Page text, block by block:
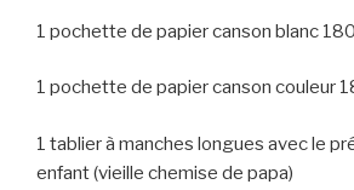
1 pochette de papier canson blanc
1 pochette de papier canson couleur
1 tablier à manches longues avec le
enfant (vieille chemise de papa)